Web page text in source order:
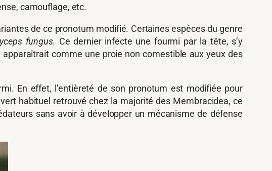
camouflage, etc.
de ce pronotum modifié. Certaines espèces du genre
fungus. Ce dernier infecte une fourmi par la tête, s’y
comme une proie non comestible aux yeux des
En effet, l’entièreté de son pronotum est modifiée pour
habituel retrouvé chez la majorité des Membracidea, ce
sans avoir à développer un mécanisme de défense